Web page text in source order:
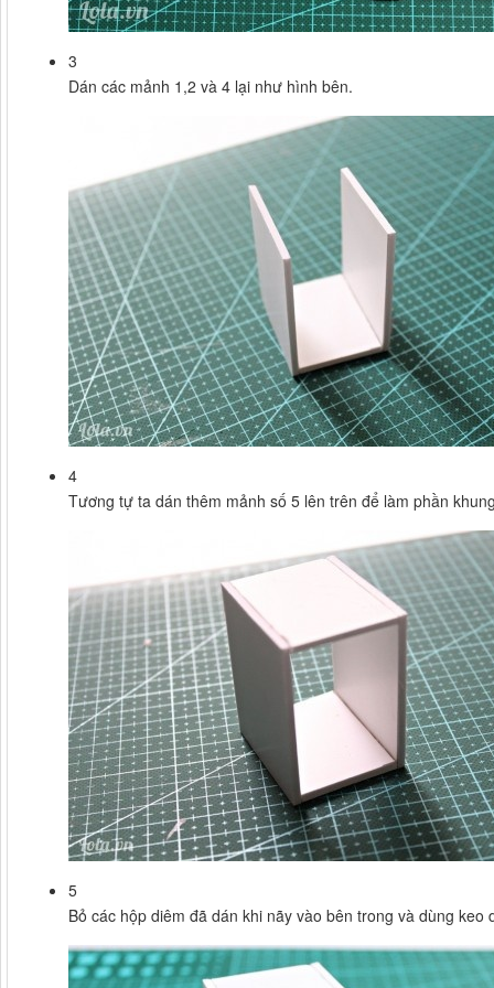
3
Dán các mảnh 1,2 và 4 lại như hình bên.
4
Tương tự ta dán thêm mảnh số 5 lên trên để làm phần
5
Bỏ các hộp diêm đã dán khi nãy vào bên trong và dùng keo